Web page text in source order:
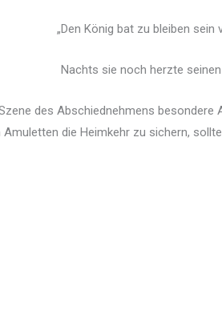
„Den König bat zu bleiben sein
Nachts sie noch herzte
des Abschiednehmens
die Heimkehr zu sichern,